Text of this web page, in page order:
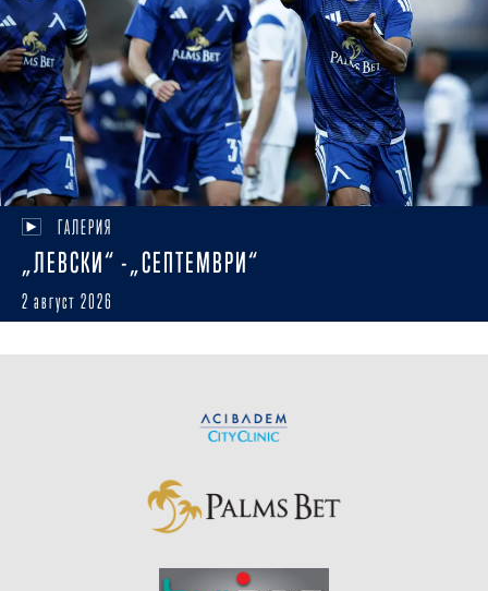
ГАЛЕРИЯ
„ЛЕВСКИ“ -„СЕПТЕМВРИ“
2 август 2026